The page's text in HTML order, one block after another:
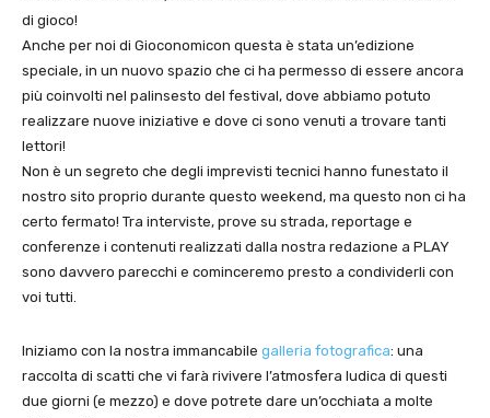
di gioco!
Anche per noi di Gioconomicon questa è stata un’edizione
speciale, in un nuovo spazio che ci ha permesso di essere ancora
più coinvolti nel palinsesto del festival, dove abbiamo potuto
realizzare nuove iniziative e dove ci sono venuti a trovare tanti
lettori!
Non è un segreto che degli imprevisti tecnici hanno funestato il
nostro sito proprio durante questo weekend, ma questo non ci ha
certo fermato! Tra interviste, prove su strada, reportage e
conferenze i contenuti realizzati dalla nostra redazione a PLAY
sono davvero parecchi e cominceremo presto a condividerli con
voi tutti.
Iniziamo con la nostra immancabile galleria fotografica: una
raccolta di scatti che vi farà rivivere l’atmosfera ludica di questi
due giorni (e mezzo) e dove potrete dare un’occhiata a molte